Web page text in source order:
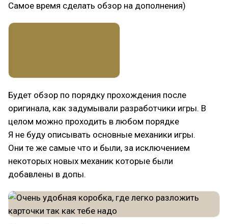
Самое время сделать обзор на дополнения)
Будет обзор по порядку прохождения после
оригинала, как задумывали разработчики игры. В
целом можно проходить в любом порядке
Я не буду описывать основные механики игры.
Они те же самые что и были, за исключением
некоторых новых механик которые были
добавлены в допы.